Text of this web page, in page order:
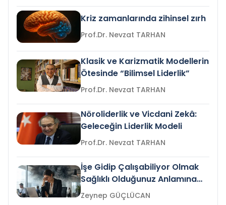
Kriz zamanlarında zihinsel zırh
Prof.Dr. Nevzat TARHAN
Klasik ve Karizmatik Modellerin
Ötesinde “Bilimsel Liderlik”
Prof.Dr. Nevzat TARHAN
Nöroliderlik ve Vicdani Zekâ:
Geleceğin Liderlik Modeli
Prof.Dr. Nevzat TARHAN
İşe Gidip Çalışabiliyor Olmak
Sağlıklı Olduğunuz Anlamına
Gelir mi?Zeynep GÜÇLÜCAN